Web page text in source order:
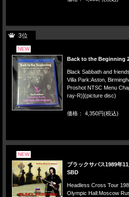
3位
NEW
Back to the Beginning
Black Sabbath and
Villa Park:Aston,
Proshot NTSC Menu
ray-R)](picture disc)
価格： 4,350円(税込)
NEW
ブラックサバス1989年
SBD
Headless Cross Tour
Olympic Hall:Moscow